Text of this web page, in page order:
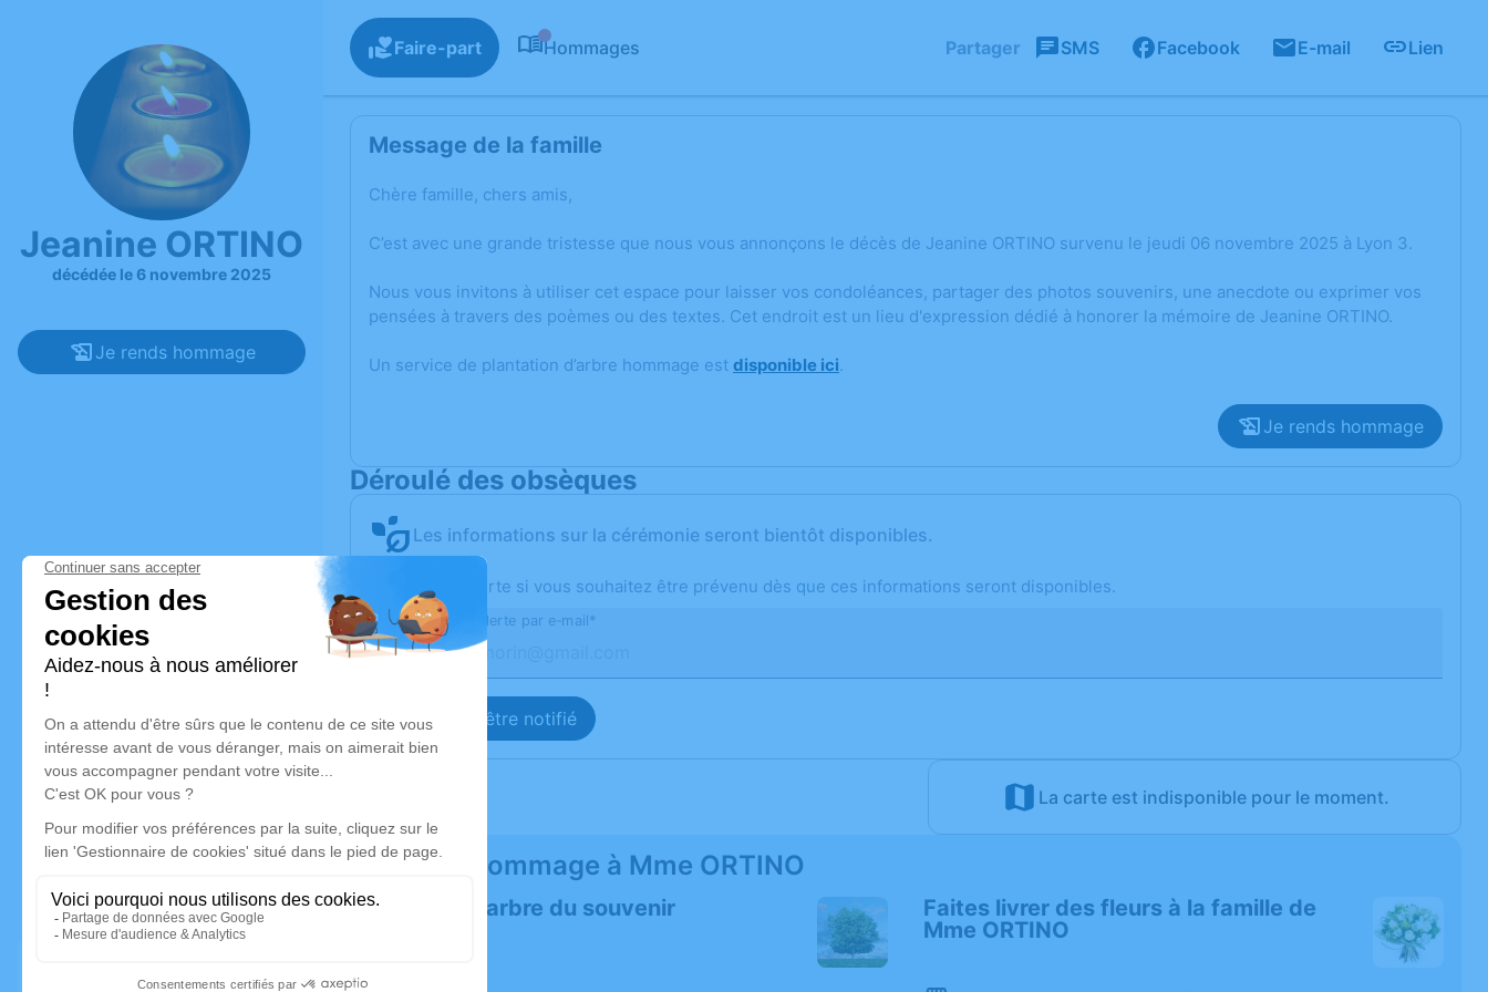
Jeanine ORTINO
décédée le 6 novembre 2025
Je rends hommage
Faire-part Hommages Partager SMS Facebook E-mail Lien
Message de la famille
Chère famille, chers amis,
C’est avec une grande tristesse que nous vous annonçons le décès de Jeanine ORTINO survenu le jeudi 06 novembre 2025 à Lyon 3.
Nous vous invitons à utiliser cet espace pour laisser vos condoléances, partager des photos souvenirs, une anecdote ou exprimer vos
pensées à travers des poèmes ou des textes. Cet endroit est un lieu d'expression dédié à honorer la mémoire de Jeanine ORTINO.
Un service de plantation d’arbre hommage est disponible ici.
Je rends hommage
Déroulé des obsèques
Les informations sur la cérémonie seront bientôt disponibles.
Activez une alerte si vous souhaitez être prévenu dès que ces informations seront disponibles.
Recevoir une alerte par e-mail*
Je veux être notifié
La carte est indisponible pour le moment.
Rendez hommage à Mme ORTINO
Plantez un arbre du souvenir
Faites livrer des fleurs à la famille de
Mme ORTINO